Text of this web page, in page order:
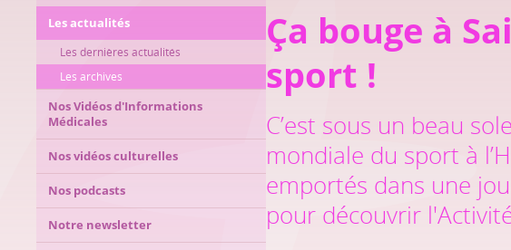
Les actualités
Les dernières actualités
Les archives
Nos Vidéos d'Informations
Médicales
Nos vidéos culturelles
Nos podcasts
Notre newsletter
Ça bouge à
sport !
C’est sous un beau
mondiale du sport à
emportés dans une
pour découvrir